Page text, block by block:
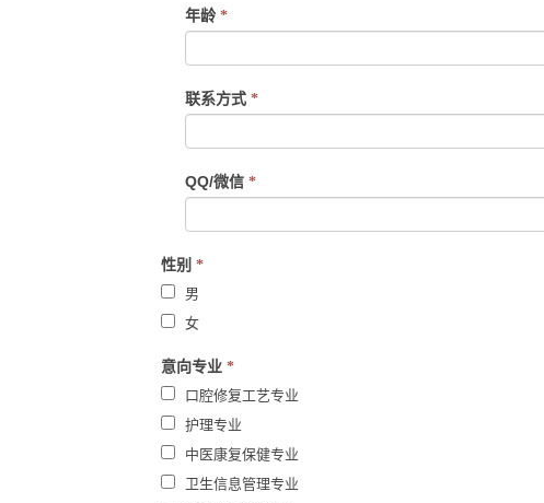
human,
leave
this
field
blank.
年龄 *
联系方式 *
QQ/微信 *
性别 *
男
女
意向专业 *
口腔修复工艺专业
护理专业
中医康复保健专业
卫生信息管理专业